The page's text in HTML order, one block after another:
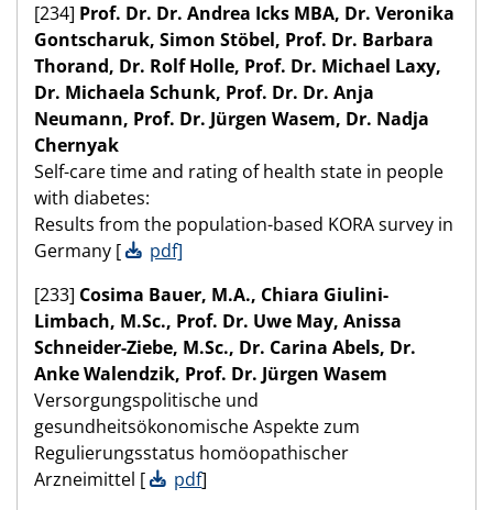
[234] Prof. Dr. Dr. Andrea Icks MBA, Dr. Veronika
Gontscharuk, Simon Stöbel, Prof. Dr. Barbara
Thorand, Dr. Rolf Holle, Prof. Dr. Michael Laxy,
Dr. Michaela Schunk, Prof. Dr. Dr. Anja
Neumann, Prof. Dr. Jürgen Wasem, Dr. Nadja
Chernyak
Self-care time and rating of health state in people
with diabetes:
Results from the population-based KORA survey in
Germany [
pdf]
[233] Cosima Bauer, M.A., Chiara Giulini-
Limbach, M.Sc., Prof. Dr. Uwe May, Anissa
Schneider-Ziebe, M.Sc., Dr. Carina Abels, Dr.
Anke Walendzik, Prof. Dr. Jürgen Wasem
Versorgungspolitische und
gesundheitsökonomische Aspekte zum
Regulierungsstatus homöopathischer
Arzneimittel [
pdf]